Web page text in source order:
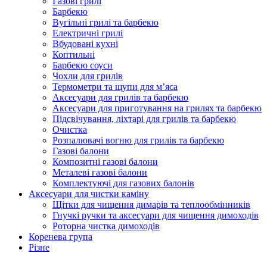
Барбекю
Вугільні грилі та барбекю
Електричні грилі
Вбудовані кухні
Коптильні
Барбекю соуси
Чохли для грилів
Термометри та щупи для м’яса
Аксесуари для грилів та барбекю
Аксесуари для приготування на грилях та барбекю
Підсвічування, ліхтарі для грилів та барбекю
Очистка
Розпалювачі вогню для грилів та барбекю
Газові балони
Композитні газові балони
Металеві газові балони
Комплектуючі для газових балонів
Аксесуари для чистки каміну
Щітки для чищення димарів та теплообмінників
Гнучкі ручки та аксесуари для чищення димоходів
Роторна чистка димоходів
Коренева група
Різне